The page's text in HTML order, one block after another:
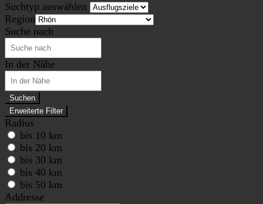
Suchtyp auswählen
Region
Suche nach
In der Nähe
Suchen
Erweiterte Filter
Radius
bis 10 km
bis 20 km
bis 30 km
bis 40 km
bis 50 km
Addresse